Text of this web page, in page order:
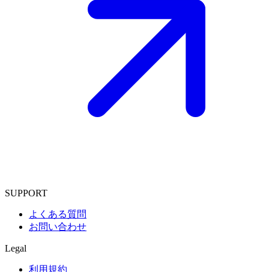
SUPPORT
よくある質問
お問い合わせ
Legal
利用規約